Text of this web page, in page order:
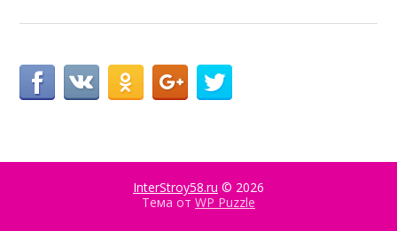
InterStroy58.ru © 2026
Тема от WP Puzzle